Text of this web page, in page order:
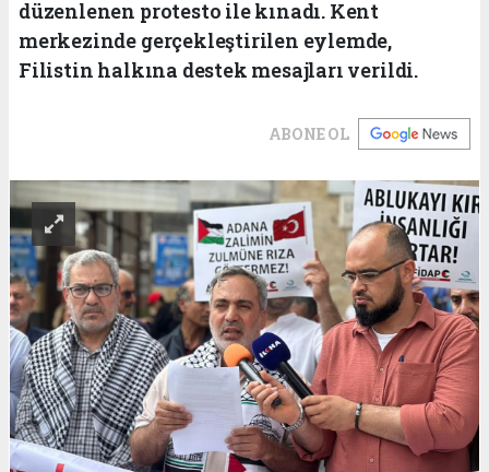
düzenlenen protesto ile kınadı. Kent
merkezinde gerçekleştirilen eylemde,
Filistin halkına destek mesajları verildi.
ABONE OL